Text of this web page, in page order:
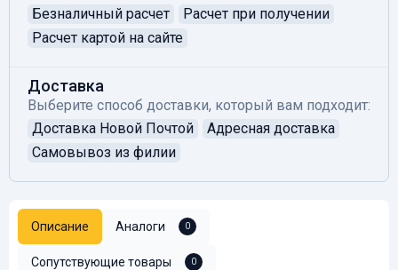
Безналичный расчет
Расчет при получении
Расчет картой на сайте
Доставка
Выберите способ доставки, который вам подходит:
Доставка Новой Почтой
Адресная доставка
Самовывоз из филии
Описание Аналоги 0
Сопутствующие товары 0